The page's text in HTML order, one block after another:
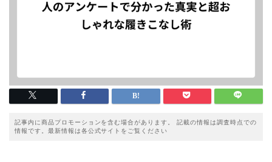
記事内に商品プロモーションを含む場合があります。 記載の情報は調査時点での
情報です。最新情報は各公式サイトをご覧ください